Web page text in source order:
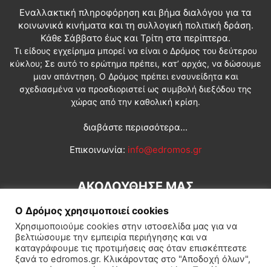
Εναλλακτική πληροφόρηση και βήμα διαλόγου για τα
κοινωνικά κινήματα και τη συλλογική πολιτική δράση.
Κάθε Σάββατο έως και Τρίτη στα περίπτερα.
Τι είδους εγχείρημα μπορεί να είναι ο Δρόμος του δεύτερου
κύκλου; Σε αυτό το ερώτημα πρέπει, κατ’ αρχάς, να δώσουμε
μιαν απάντηση. Ο Δρόμος πρέπει ενσυνείδητα και
σχεδιασμένα να προσδιοριστεί ως συμβολή διεξόδου της
χώρας από την καθολική κρίση.
διαβάστε περισσότερα...
Επικοινωνία: info@edromos.gr
ΑΚΟΛΟΥΘΗΣΕ ΜΑΣ
Ο Δρόμος χρησιμοποιεί cookies
Χρησιμοποιούμε cookies στην ιστοσελίδα μας για να
βελτιώσουμε την εμπειρία περιήγησης και να
καταγράφουμε τις προτιμήσεις σας όταν επισκέπτεστε
ξανά το edromos.gr. Κλικάροντας στο "Αποδοχή όλων",